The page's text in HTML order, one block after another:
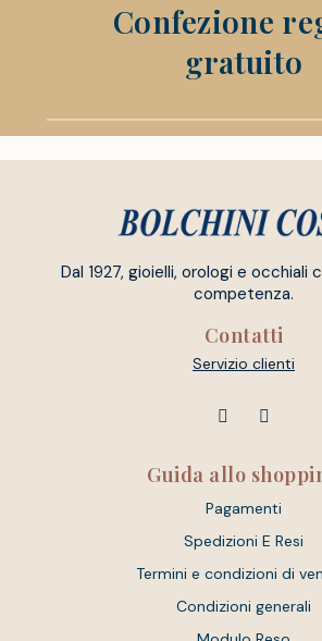
Confezione
gratuito
Dal 1927, gioielli, orologi e occhiali
competenza.
Contatti
Servizio clienti
Guida allo
Pagamenti
Spedizioni E Resi
Termini e condizioni di
Condizioni generali